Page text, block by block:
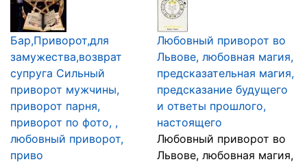
Бар,Приворот,для
замужества,возврат
супруга Сильный
приворот мужчины,
приворот парня,
приворот по фото, ,
любовный приворот,
приво
Любовный приворот во
Львове, любовная магия,
предсказательная магия,
предсказание будущего
и ответы прошлого,
настоящего
Любовный приворот во
Львове, любовная магия,